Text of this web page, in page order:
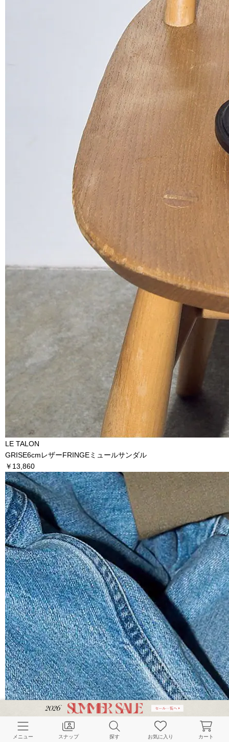
LE TALON
GRISE6cmレザーFRINGEミュールサンダル
￥13,860
メニュー スナップ 探す お気に入り カート